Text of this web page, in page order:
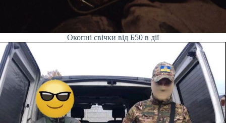
Окопні свічки від Б50 в дії